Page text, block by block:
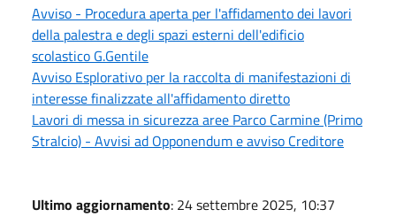
Avviso - Procedura aperta per l'affidamento dei lavori
della palestra e degli spazi esterni dell'edificio
scolastico G.Gentile
Avviso Esplorativo per la raccolta di manifestazioni di
interesse finalizzate all'affidamento diretto
Lavori di messa in sicurezza aree Parco Carmine (Primo
Stralcio) - Avvisi ad Opponendum e avviso Creditore
Ultimo aggiornamento: 24 settembre 2025, 10:37